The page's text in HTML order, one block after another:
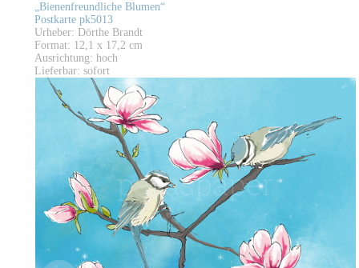
„Bienenfreundliche Blumen“
Postkarte pk5013
Urheber: Dörthe Brandt
Format: 12,1 x 17,2 cm
Ausrichtung: hoch
Lieferbar: sofort